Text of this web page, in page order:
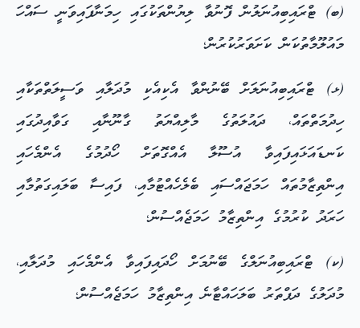
(ބ) ޓްރައިބިއުނަލުން ފޮނުވާ ލިޔުންތަކުގައި ހިމަނާފައިވަނީ ސައްހަ
މައުލޫމާތުކަން ކަށަވަރުކުރުން؛
(ޅ) ޓްރައިބިއުނަލަށް ބޭނުންވާ އެކިއެކި މުދަލާއި ވަސީލަތްތަކާއި
ހިދުމަތްތައް، ދައުލަތުގެ މާލިއްޔަތު ގާނޫނާއި ގަވާއިދުގައި
ކަނޑައަޅައިފައިވާ އުސޫލާ އެއްގޮތަށް ހޯދުމުގެ އެންމެހައި
އިންތިޒާމުތައް ހަމަޖައްސައި ބެލެހެއްޓުމާއި، ފައިސާ ބަލައިގަތުމާއި
ހަރަދު ކުރުމުގެ އިންތިޒާމު ހަމަޖެއްސުން؛
(ކ) ޓްރައިބިއުނަލްގެ ބޭނުމަށް ހޯދައިފައިވާ އެންމެހައި މުދަލާއި،
މުދަލުގެ ދަފްތަރު ބަލަހައްޓާނެ އިންތިޒާމު ހަމަޖެއްސުން؛